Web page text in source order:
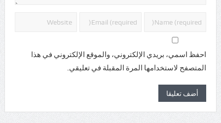
احفظ اسمي، بريدي الإلكتروني، والموقع الإلكتروني في هذا
المتصفح لاستخدامها المرة المقبلة في تعليقي.